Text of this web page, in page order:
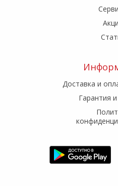
Доставка и
Гарантия